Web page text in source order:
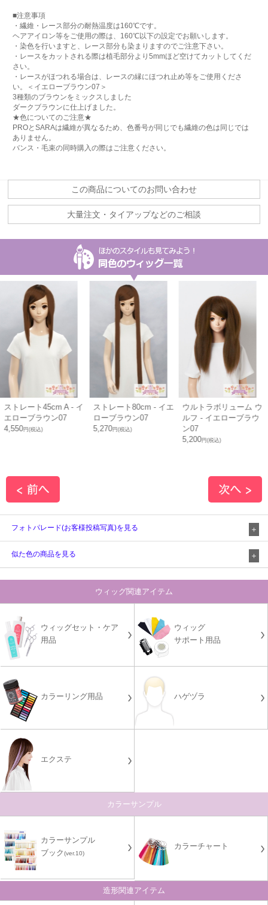
■注意事項
・繊維・レース部分の耐熱温度は160℃です。
ヘアアイロン等をご使用の際は、160℃以下の設定でお願いします。
・染色を行いますと、レース部分も染まりますのでご注意下さい。
・レースをカットされる際は植毛部分より5mmほど空けてカットしてくだ
さい。
・レースがほつれる場合は、レースの縁にほつれ止め等をご使用くださ
い。＜イエローブラウン07＞
3種類のブラウンをミックスしました
ダークブラウンに仕上げました。
★色についてのご注意★
PROとSARAは繊維が異なるため、色番号が同じでも繊維の色は同じでは
ありません。
バンス・毛束の同時購入の際はご注意ください。
この商品についてのお問い合わせ
大量注文・タイアップなどのご相談
A - イ
ン07
ストレート80cm - イエ
ローブラウン07
ウルトラボリューム ウ
ルフ - イエローブラウ
ナチュラ
イエロー
フォトパレード(お客様投稿写真)を見る
似た色の商品を見る
ウィッグ関連アイテム
ウィッグセット・ケア
用品
ウィッグ
サポート用品
カラーリング用品 ハゲヅラ
エクステ
カラーサンプル
カラーサンプル
ブック(ver.10)
カラーチャート
造形関連アイテム